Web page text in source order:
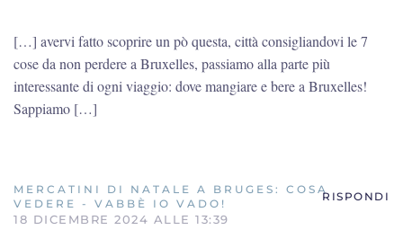
[…] avervi fatto scoprire un pò questa, città consigliandovi le 7
cose da non perdere a Bruxelles, passiamo alla parte più
interessante di ogni viaggio: dove mangiare e bere a Bruxelles!
Sappiamo […]
MERCATINI DI NATALE A BRUGES: COSA
VEDERE - VABBÈ IO VADO!
18 DICEMBRE 2024 ALLE 13:39
RISPONDI